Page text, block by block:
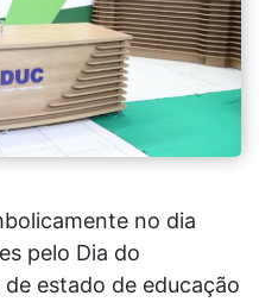
no dia
pelo Dia do
estado de educação